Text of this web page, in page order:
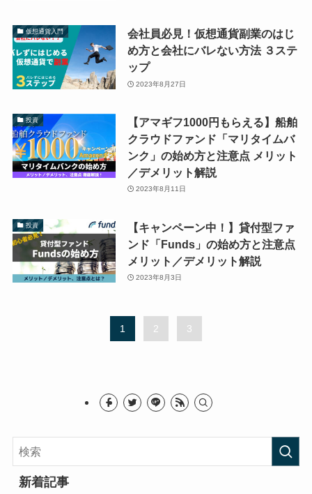
仮想通貨入門
会社員必見！仮想通貨副業のはじ
め方と会社にバレない方法 ３ステ
ップ
2023年8月27日
投資
【アマギフ1000円もらえる】船舶
クラウドファンド「マリタイムバ
ンク」の始め方と注意点 メリット
／デメリット解説
2023年8月11日
投資
【キャンペーン中！】貸付型ファ
ンド「Funds」の始め方と注意点
メリット／デメリット解説
2023年8月3日
1 2 3
新着記事